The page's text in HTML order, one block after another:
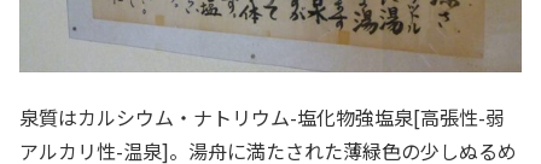
泉質はカルシウム・ナトリウム-塩化物強塩泉[高張性-弱
アルカリ性-温泉]。湯舟に満たされた薄緑色の少しぬるめ